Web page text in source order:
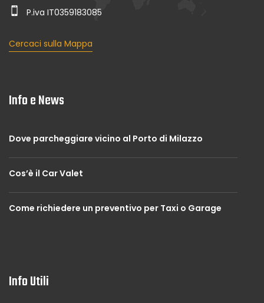
P.iva IT0359183085
Cercaci sulla Mappa
Info e News
Dove parcheggiare vicino al Porto di Milazzo
Cos’è il Car Valet
Come richiedere un preventivo per Taxi o Garage
Info Utili